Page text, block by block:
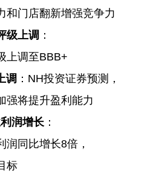
和门店翻新增强竞争力
级上调 ：
上调至BBB+
调 ：NH投资证券预测，
强将提升盈利能力
润增长 ：
润同比增长8倍，
标